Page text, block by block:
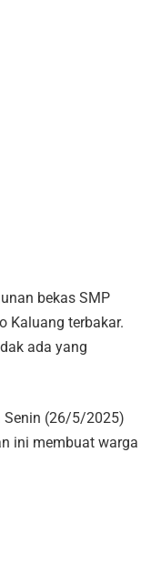
bekas SMP
Kaluang terbakar.
ada yang
Senin (26/5/2025)
ini membuat warga